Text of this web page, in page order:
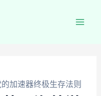
加速器终极生存法则